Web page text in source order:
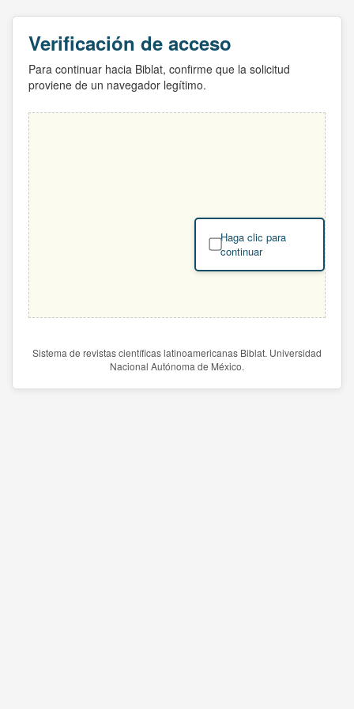
Verificación de acceso
Para continuar hacia Biblat, confirme que la solicitud
proviene de un navegador legítimo.
Haga clic para
continuar
Sistema de revistas científicas latinoamericanas Biblat. Universidad
Nacional Autónoma de México.